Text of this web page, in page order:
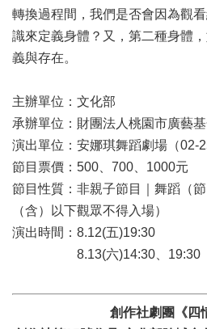
申
請
件
政
府
公
開
資
訊
聯
絡
轉換過程間，我們是否會因為觀
識來定義身體？又，第二種身體
義與存在。
主辦單位：文化部
承辦單位：財團法人桃園市廣藝
演出單位：安娜琪舞蹈劇場（02-
節目票價：500、700、1000元
節目性質：非親子節目｜舞蹈（
（含）以下觀眾不得入場）
演出時間：8.12(五)19:30
8.13(六)14:30、19:30
創作社劇團《四